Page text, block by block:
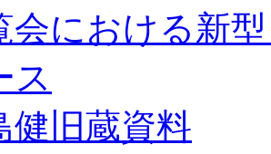
会における新
ス
健旧蔵資料